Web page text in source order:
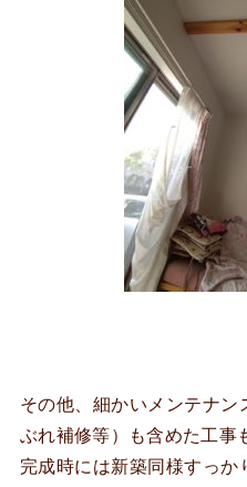
その他、細かいメンテナ
ぶれ補修等）も含めた工事
完成時には新築同様すっか